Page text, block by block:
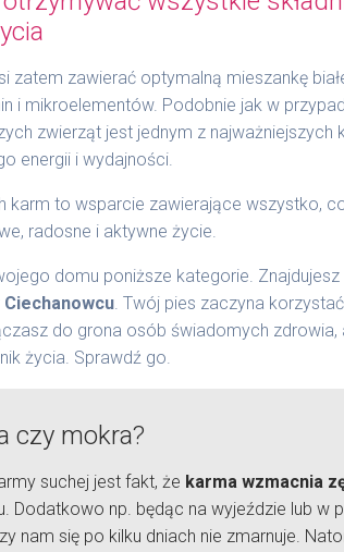
zatem zawierać optymalną mieszankę
i mikroelementów. Podobnie jak w
zwierząt jest jednym z najważniejszych
energii i wydajności.
karm to wsparcie zawierające wszystko,
radosne i aktywne życie.
domu poniższe kategorie.
Ciechanowcu. Twój pies zaczyna
do grona osób świadomych
życia. Sprawdź go.
czy mokra?
suchej jest fakt, że karma wzmacnia
Dodatkowo np. będąc na wyjeździe lub w
nam się po kilku dniach nie zmarnuje.